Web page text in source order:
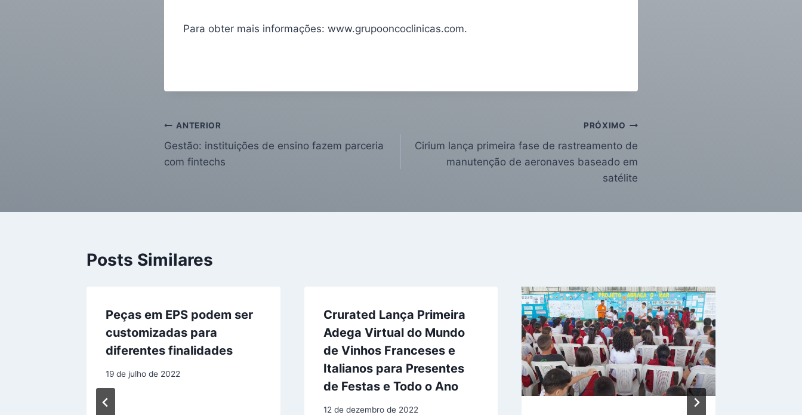
Para obter mais informações: www.grupooncoclinicas.com.
ANTERIOR
Gestão: instituições de ensino fazem parceria
com fintechs
PRÓXIMO
Cirium lança primeira fase de rastreamento de
manutenção de aeronaves baseado em
satélite
Posts Similares
Peças em EPS podem ser
customizadas para
diferentes finalidades
19 de julho de 2022
Crurated Lança Primeira
Adega Virtual do Mundo
de Vinhos Franceses e
Italianos para Presentes
de Festas e Todo o Ano
12 de dezembro de 2022